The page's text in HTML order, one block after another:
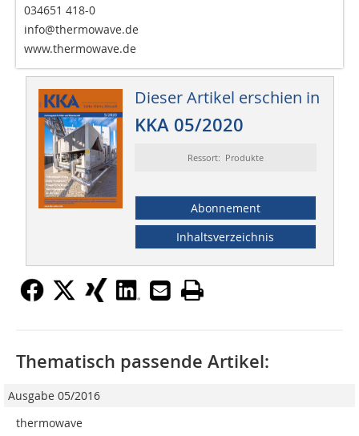
034651 418-0
info@thermowave.de
www.thermowave.de
Dieser Artikel erschien in
KKA 05/2020
Ressort: Produkte
Abonnement
Inhaltsverzeichnis
Thematisch passende Artikel:
Ausgabe 05/2016
thermowave